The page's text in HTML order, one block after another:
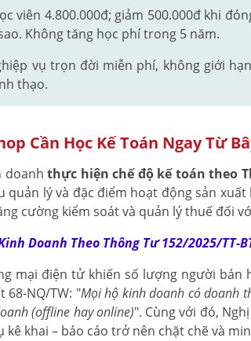
viên 4.800.000đ; giảm 500.000đ khi
Không tăng học phí trong 5 năm.
vụ trọn đời miễn phí, không giới
thạo.
Cần Học Kế Toán Ngay Từ
doanh thực hiện chế độ kế toán theo
lý và đặc điểm hoạt động sản
cường kiểm soát và quản lý thuế đối
Doanh Theo Thông Tư 152/2025/TT-
mại điện tử khiến số lượng người
68-NQ/TW: "Mọi hộ kinh doanh có doanh
(offline hay online)". Cùng với đó,
khai – báo cáo trở nên chặt chẽ và